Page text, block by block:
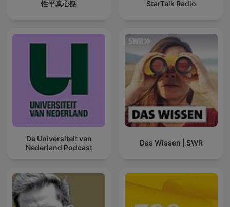
性平真心話 StarTalk Radio
De Universiteit van
Nederland Podcast
Das Wissen | SWR